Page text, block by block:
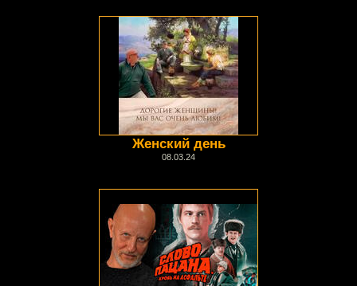
Женский день
08.03.24